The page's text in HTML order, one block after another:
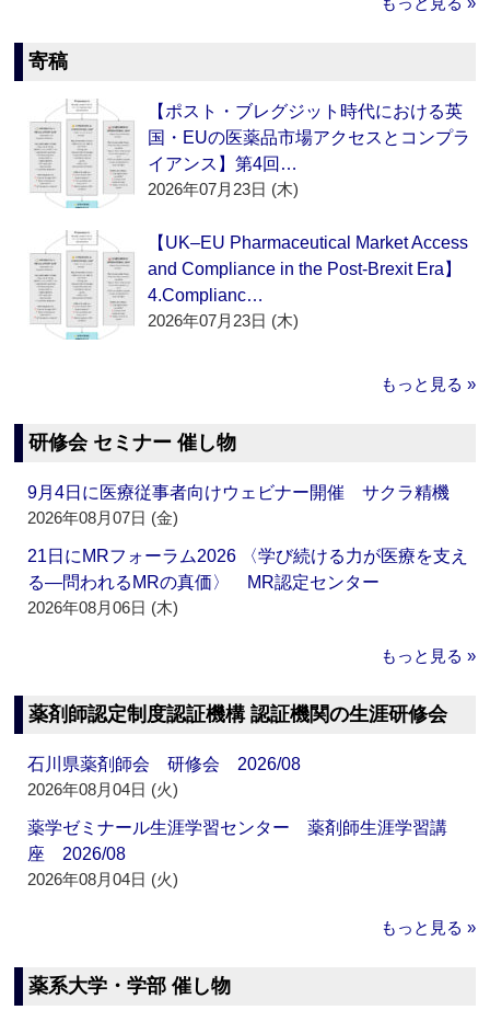
寄稿
【ポスト・ブレグジット時代における英
国・EUの医薬品市場アクセスとコンプラ
イアンス】第4回…
2026年07月23日 (木)
【UK–EU Pharmaceutical Market Access
and Compliance in the Post-Brexit Era】
4.Complianc…
2026年07月23日 (木)
もっと見る »
研修会 セミナー 催し物
9月4日に医療従事者向けウェビナー開催 サクラ精機
2026年08月07日 (金)
21日にMRフォーラム2026 〈学び続ける力が医療を支え
る―問われるMRの真価〉 MR認定センター
2026年08月06日 (木)
もっと見る »
薬剤師認定制度認証機構 認証機関の生涯研修会
石川県薬剤師会 研修会 2026/08
2026年08月04日 (火)
薬学ゼミナール生涯学習センター 薬剤師生涯学習講
座 2026/08
2026年08月04日 (火)
もっと見る »
薬系大学・学部 催し物